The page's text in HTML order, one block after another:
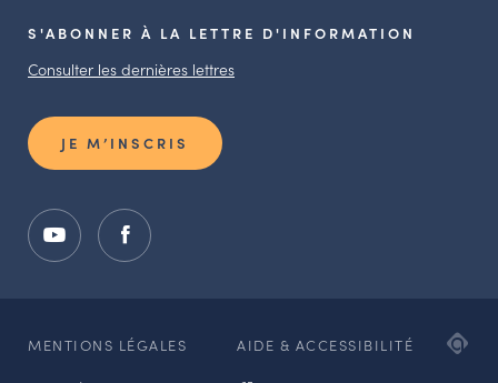
S'ABONNER À LA LETTRE D'INFORMATION
Consulter les dernières lettres
JE M’INSCRIS
MENTIONS LÉGALES AIDE & ACCESSIBILITÉ